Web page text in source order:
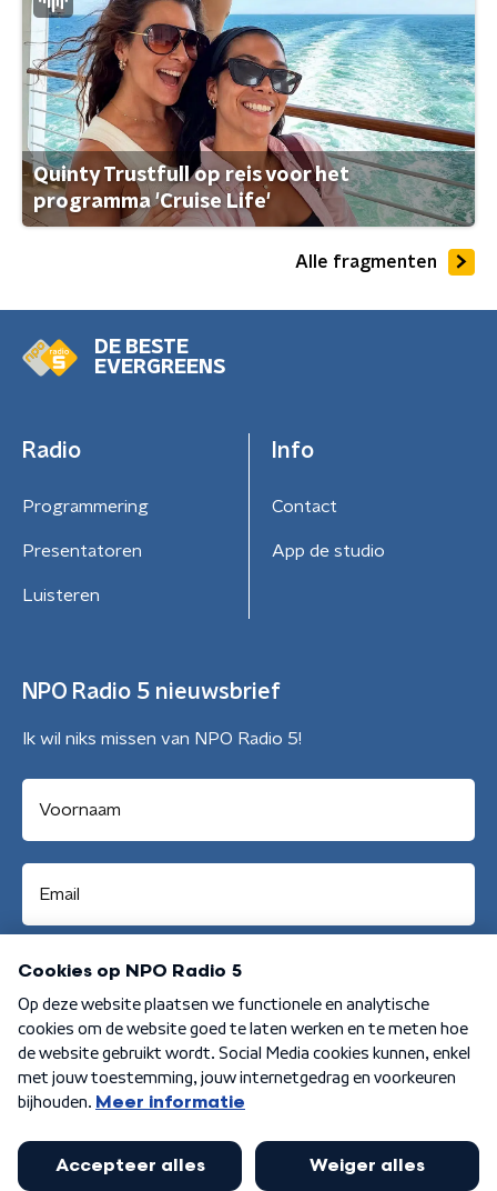
Quinty Trustfull op reis voor het
programma 'Cruise Life'
Alle fragmenten
DE BESTE
EVERGREENS
Radio
Programmering
Presentatoren
Luisteren
Info
Contact
App de studio
NPO Radio 5 nieuwsbrief
Ik wil niks missen van NPO Radio 5!
Aanmelden
Algemene voorwaarden